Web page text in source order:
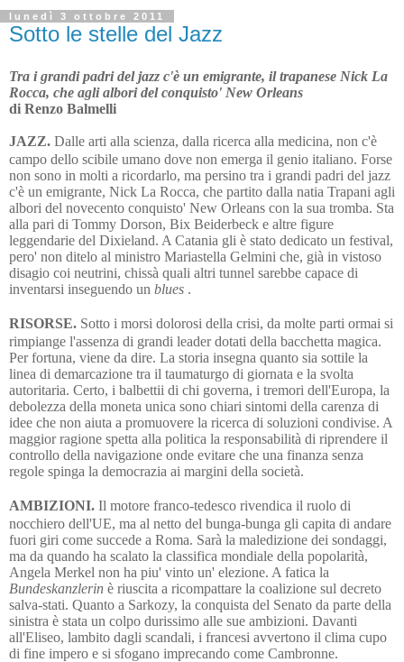
lunedì 3 ottobre 2011
Sotto le stelle del Jazz
Tra i grandi padri del jazz c'è un emigrante, il trapanese Nick La
Rocca, che agli albori del conquisto' New Orleans
di Renzo Balmelli
JAZZ. Dalle arti alla scienza, dalla ricerca alla medicina, non c'è
campo dello scibile umano dove non emerga il genio italiano. Forse
non sono in molti a ricordarlo, ma persino tra i grandi padri del jazz
c'è un emigrante, Nick La Rocca, che partito dalla natia Trapani agli
albori del novecento conquisto' New Orleans con la sua tromba. Sta
alla pari di Tommy Dorson, Bix Beiderbeck e altre figure
leggendarie del Dixieland. A Catania gli è stato dedicato un festival,
pero' non ditelo al ministro Mariastella Gelmini che, già in vistoso
disagio coi neutrini, chissà quali altri tunnel sarebbe capace di
inventarsi inseguendo un blues .
RISORSE. Sotto i morsi dolorosi della crisi, da molte parti ormai si
rimpiange l'assenza di grandi leader dotati della bacchetta magica.
Per fortuna, viene da dire. La storia insegna quanto sia sottile la
linea di demarcazione tra il taumaturgo di giornata e la svolta
autoritaria. Certo, i balbettii di chi governa, i tremori dell'Europa, la
debolezza della moneta unica sono chiari sintomi della carenza di
idee che non aiuta a promuovere la ricerca di soluzioni condivise. A
maggior ragione spetta alla politica la responsabilità di riprendere il
controllo della navigazione onde evitare che una finanza senza
regole spinga la democrazia ai margini della società.
AMBIZIONI. Il motore franco-tedesco rivendica il ruolo di
nocchiero dell'UE, ma al netto del bunga-bunga gli capita di andare
fuori giri come succede a Roma. Sarà la maledizione dei sondaggi,
ma da quando ha scalato la classifica mondiale della popolarità,
Angela Merkel non ha piu' vinto un' elezione. A fatica la
Bundeskanzlerin è riuscita a ricompattare la coalizione sul decreto
salva-stati. Quanto a Sarkozy, la conquista del Senato da parte della
sinistra è stata un colpo durissimo alle sue ambizioni. Davanti
all'Eliseo, lambito dagli scandali, i francesi avvertono il clima cupo
di fine impero e si sfogano imprecando come Cambronne.